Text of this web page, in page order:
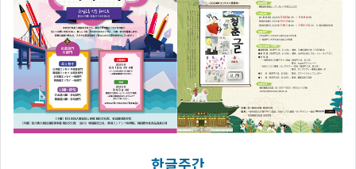
한글주간